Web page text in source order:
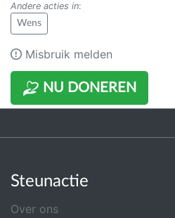
NU DONEREN
Andere acties in:
Wens
Misbruik melden
Steunactie
Over ons